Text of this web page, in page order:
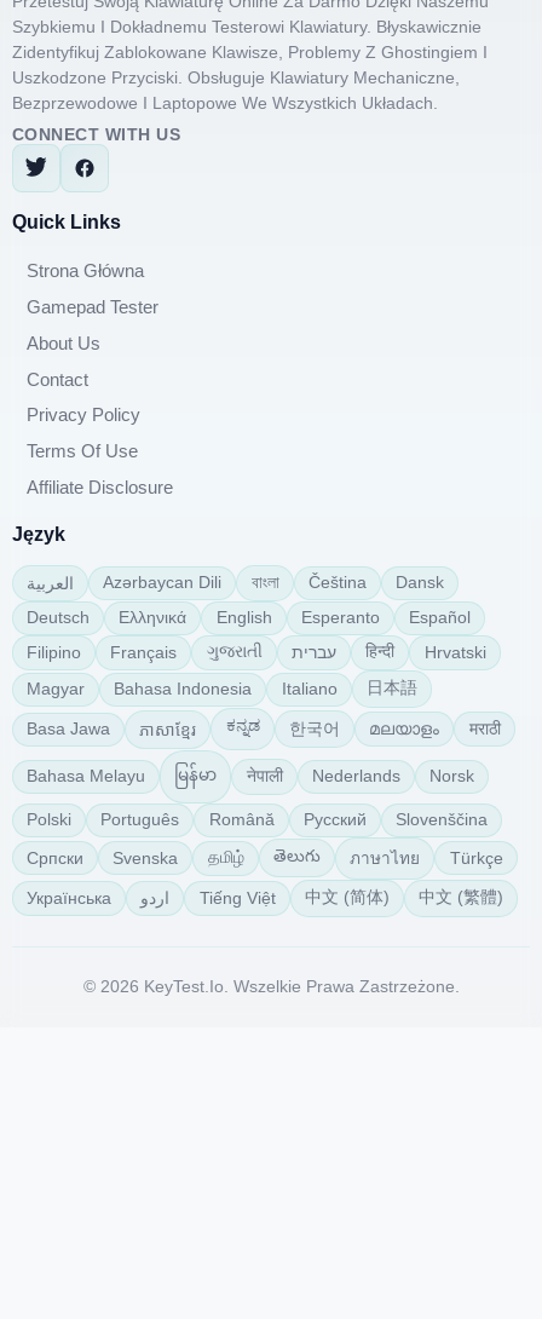
Szybkiemu I Dokładnemu Testerowi Klawiatury. Błyskawicznie
Zidentyfikuj Zablokowane Klawisze, Problemy Z Ghostingiem I
Uszkodzone Przyciski. Obsługuje Klawiatury Mechaniczne,
Bezprzewodowe I Laptopowe We Wszystkich Układach.
CONNECT WITH US
Quick Links
Strona Główna
Gamepad Tester
About Us
Contact
Privacy Policy
Terms Of Use
Affiliate Disclosure
Język
العربية Azərbaycan Dili বাংলা Čeština
Dansk
Deutsch
Ελληνικά English Esperanto
Español
Filipino
Français ગુજરાતી עברית हिन्दी Hrvatski
Magyar Bahasa Indonesia Italiano 日本語
Basa Jawa ភាសាខ្មែរ ಕನ್ನಡ 한국어 മലയാളം मराठी
Bahasa Melayu မြန်မာ नेपाली Nederlands Norsk
Polski Português Română Русский Slovenščina
Српски Svenska தமிழ் తెలుగు ภาษาไทย Türkçe
Українська اردو Tiếng Việt 中文 (简体) 中文 (繁體)
© 2026 KeyTest.io. Wszelkie Prawa Zastrzeżone.